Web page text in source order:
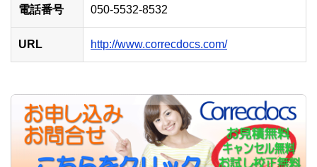
電話番号 050-5532-8532
URL http://www.correcdocs.com/